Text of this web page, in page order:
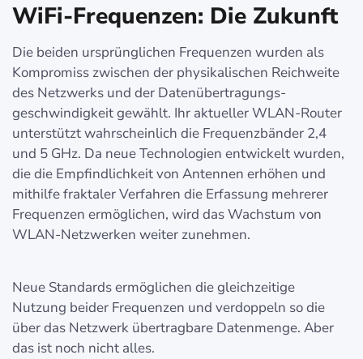
WiFi-Frequenzen: Die Zukunft
Die beiden ursprünglichen Frequenzen wurden als
Kompromiss zwischen der physikalischen Reichweite
des Netzwerks und der Datenübertragungs-
geschwindigkeit gewählt. Ihr aktueller WLAN-Router
unterstützt wahrscheinlich die Frequenzbänder 2,4
und 5 GHz. Da neue Technologien entwickelt wurden,
die die Empfindlichkeit von Antennen erhöhen und
mithilfe fraktaler Verfahren die Erfassung mehrerer
Frequenzen ermöglichen, wird das Wachstum von
WLAN-Netzwerken weiter zunehmen.
Neue Standards ermöglichen die gleichzeitige
Nutzung beider Frequenzen und verdoppeln so die
über das Netzwerk übertragbare Datenmenge. Aber
das ist noch nicht alles.